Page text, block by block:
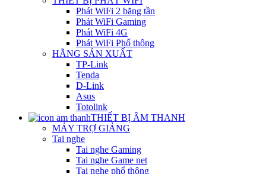
Phát WiFi 2 băng tần
Phát WiFi Gaming
Phát WiFi 4G
Phát WiFi Phổ thông
HÃNG SẢN XUẤT
TP-Link
Tenda
D-Link
Asus
Totolink
THIẾT BỊ ÂM THANH
MÁY TRỢ GIẢNG
Tai nghe
Tai nghe Gaming
Tai nghe Game net
Tai nghe phổ thông